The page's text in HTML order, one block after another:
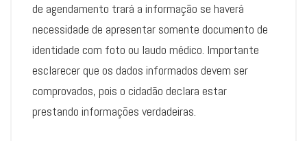
de agendamento trará a informação se haverá
necessidade de apresentar somente documento de
identidade com foto ou laudo médico. Importante
esclarecer que os dados informados devem ser
comprovados, pois o cidadão declara estar
prestando informações verdadeiras.